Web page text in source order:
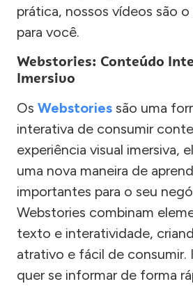
prática, nossos vídeos são
para você.
Webstories: Conteúdo
Imersivo
Os Webstories são uma
interativa de consumir
experiência visual imersiva,
uma nova maneira de
importantes para o seu
Webstories combinam
texto e interatividade,
atrativo e fácil de consumir.
quer se informar de forma